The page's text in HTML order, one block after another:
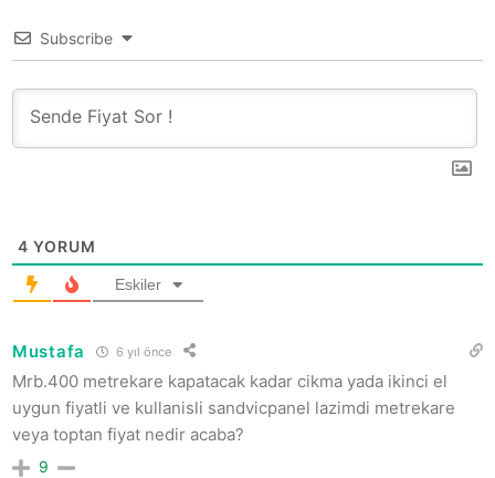
Subscribe
4 YORUM
Eskiler
Mustafa 6 yıl önce
Mrb.400 metrekare kapatacak kadar cikma yada ikinci el
uygun fiyatli ve kullanisli sandvicpanel lazimdi metrekare
veya toptan fiyat nedir acaba?
9